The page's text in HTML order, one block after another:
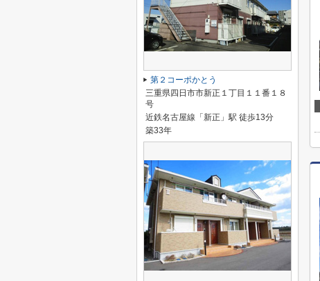
第２コーポかとう
三重県四日市市新正１丁目１１番１８
号
近鉄名古屋線「新正」駅 徒歩13分
築33年